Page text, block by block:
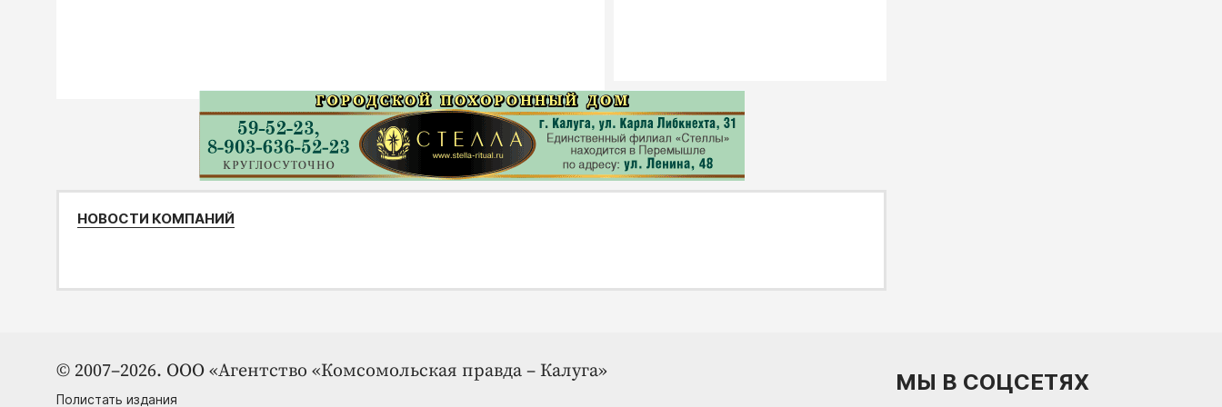
НОВОСТИ КОМПАНИЙ
© 2007–2026. ООО «Агентство «Комсомольская правда – Калуга»
Полистать издания
МЫ В СОЦСЕТЯХ